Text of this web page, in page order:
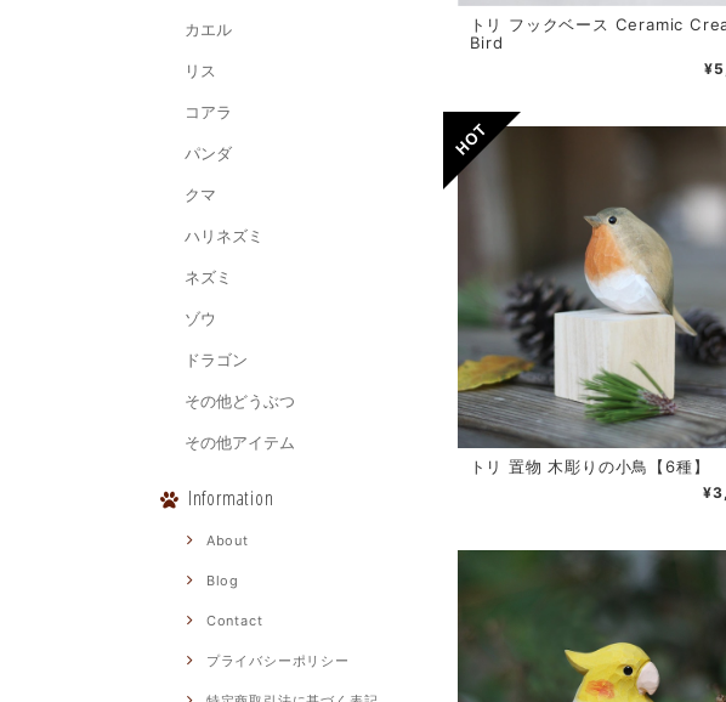
カエル
リス
コアラ
パンダ
クマ
ハリネズミ
ネズミ
ゾウ
ドラゴン
その他どうぶつ
その他アイテム
Information
About
Blog
Contact
プライバシーポリシー
トリ フックベース Ceramic
Bird
トリ 置物 木彫りの小鳥【6種】